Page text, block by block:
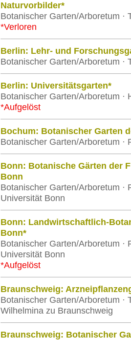
Naturvorbilder*
Botanischer Garten/Arboretum ·
*Verloren
Berlin: Lehr- und
Botanischer Garten/Arboretum ·
Berlin: Universitätsgarten*
Botanischer Garten/Arboretum ·
*Aufgelöst
Bochum: Botanischer Garten
Botanischer Garten/Arboretum ·
Bonn: Botanische Gärten der
Bonn
Botanischer Garten/Arboretum ·
Universität Bonn
Bonn: Landwirtschaftlich-
Bonn*
Botanischer Garten/Arboretum ·
Universität Bonn
*Aufgelöst
Braunschweig:
Botanischer Garten/Arboretum ·
Wilhelmina zu Braunschweig
Braunschweig: Botanischer